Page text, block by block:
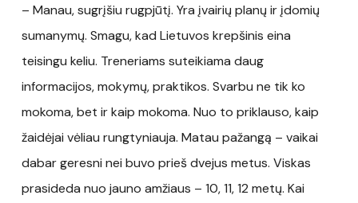
– Manau, sugrįšiu rugpjūtį. Yra įvairių planų ir įdomių
sumanymų. Smagu, kad Lietuvos krepšinis eina
teisingu keliu. Treneriams suteikiama daug
informacijos, mokymų, praktikos. Svarbu ne tik ko
mokoma, bet ir kaip mokoma. Nuo to priklauso, kaip
žaidėjai vėliau rungtyniauja. Matau pažangą – vaikai
dabar geresni nei buvo prieš dvejus metus. Viskas
prasideda nuo jauno amžiaus – 10, 11, 12 metų. Kai